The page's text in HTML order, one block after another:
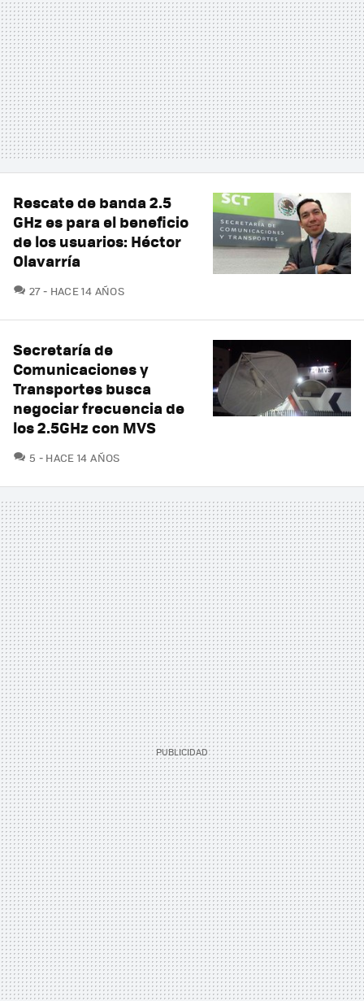
Rescate de banda 2.5
GHz es para el beneficio
de los usuarios: Héctor
Olavarría
27COMENTARIOS
HACE 14 AÑOS
Secretaría de
Comunicaciones y
Transportes busca
negociar frecuencia de
los 2.5GHz con MVS
5 COMENTARIOS
HACE 14 AÑOS